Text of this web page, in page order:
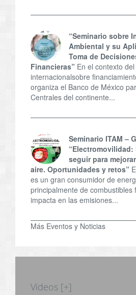
“Seminario sobre
Ambiental y su
Toma de
Financieras” En el contexto
internacionalsobre
organiza el Banco de México
Centrales del continente...
Seminario ITAM –
“Electromovilidad:
seguir para
aire. Oportunidades y retos”
es un gran consumidor de
principalmente de combustibles
impacta en las emisiones...
Más Eventos y Noticias
Videos [+]